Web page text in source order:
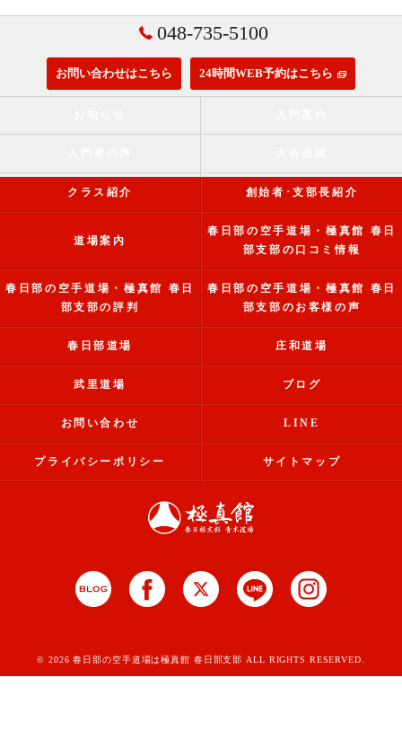
048-735-5100
お問い合わせはこちら 24時間WEB予約はこちら
クラス紹介 創始者･支部長紹介
道場案内
春日部の空手道場・極真館 春日
部支部の口コミ情報
春日部の空手道場・極真館 春日
部支部の評判
春日部の空手道場・極真館 春日
部支部のお客様の声
春日部道場 庄和道場
武里道場 ブログ
お問い合わせ LINE
プライバシーポリシー サイトマップ
© 2026 春日部の空手道場は極真館 春日部支部 ALL RIGHTS RESERVED.